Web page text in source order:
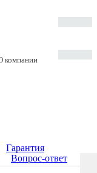
компании
Гарантия
Вопрос-ответ